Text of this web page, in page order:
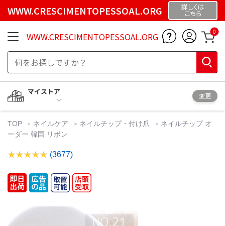
WWW.CRESCIMENTOPESSOAL.ORG 詳しくは
こちら
WWW.CRESCIMENTOPESSOAL.ORG 0
マイストア
変更
TOP ネイルケア ネイルチップ・付け爪
ネイルチップ オ
ーダー 韓国 リボン
(3677)